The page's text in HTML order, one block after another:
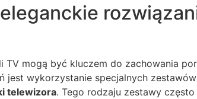
TV mogą być kluczem do zachowania
jest wykorzystanie specjalnych
telewizora. Tego rodzaju zestawy często